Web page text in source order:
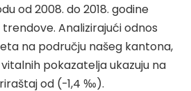
od 2008. do 2018. godine
Analizirajući odnos
na području našeg kantona,
pokazatelja ukazuju na
od (-1,4 ‰).